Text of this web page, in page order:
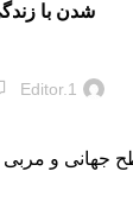
شدن با
Editor.1
جهانی و